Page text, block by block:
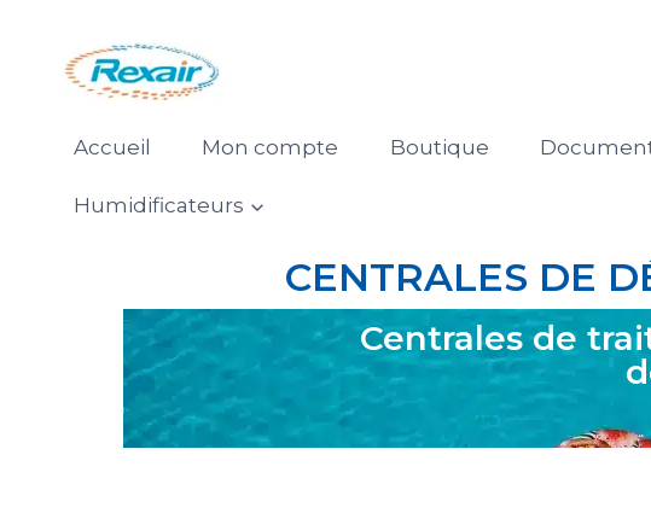
Accueil Mon compte Boutique
Humidificateurs
CENTRALES DE
Centrales de